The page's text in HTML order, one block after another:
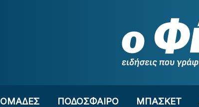
OΜΑΔΕΣ ΠΟΔΟΣΦΑΙΡΟ ΜΠΑΣΚΕΤ